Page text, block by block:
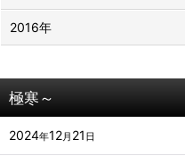
極寒～
2024年12月 21 日
2016年